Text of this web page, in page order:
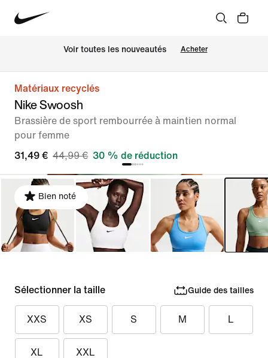
Voir toutes les nouveautés Acheter
Matériaux recyclés
Nike Swoosh
Brassière de sport rembourrée à maintien normal
pour femme
31,49 € 44,99 € 30 % de réduction
Bien noté
Sélectionner la taille Guide des tailles
XXS XS S M L
XL XXL